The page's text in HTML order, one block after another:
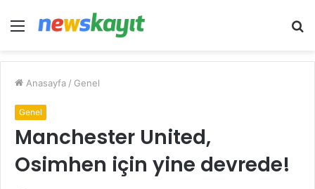
Menü
Anasayfa / Genel
Genel
Manchester United,
Osimhen için yine devrede!